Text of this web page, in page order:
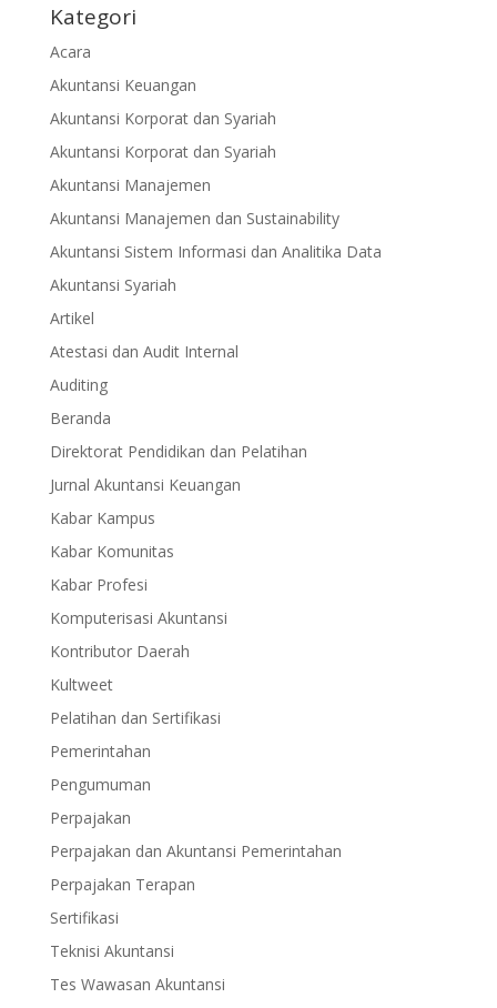
Kategori
Acara
Akuntansi Keuangan
Akuntansi Korporat dan Syariah
Akuntansi Korporat dan Syariah
Akuntansi Manajemen
Akuntansi Manajemen dan Sustainability
Akuntansi Sistem Informasi dan Analitika Data
Akuntansi Syariah
Artikel
Atestasi dan Audit Internal
Auditing
Beranda
Direktorat Pendidikan dan Pelatihan
Jurnal Akuntansi Keuangan
Kabar Kampus
Kabar Komunitas
Kabar Profesi
Komputerisasi Akuntansi
Kontributor Daerah
Kultweet
Pelatihan dan Sertifikasi
Pemerintahan
Pengumuman
Perpajakan
Perpajakan dan Akuntansi Pemerintahan
Perpajakan Terapan
Sertifikasi
Teknisi Akuntansi
Tes Wawasan Akuntansi